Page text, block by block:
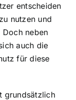
entscheiden
nutzen und
Doch neben
auch die
für diese
grundsätzlich